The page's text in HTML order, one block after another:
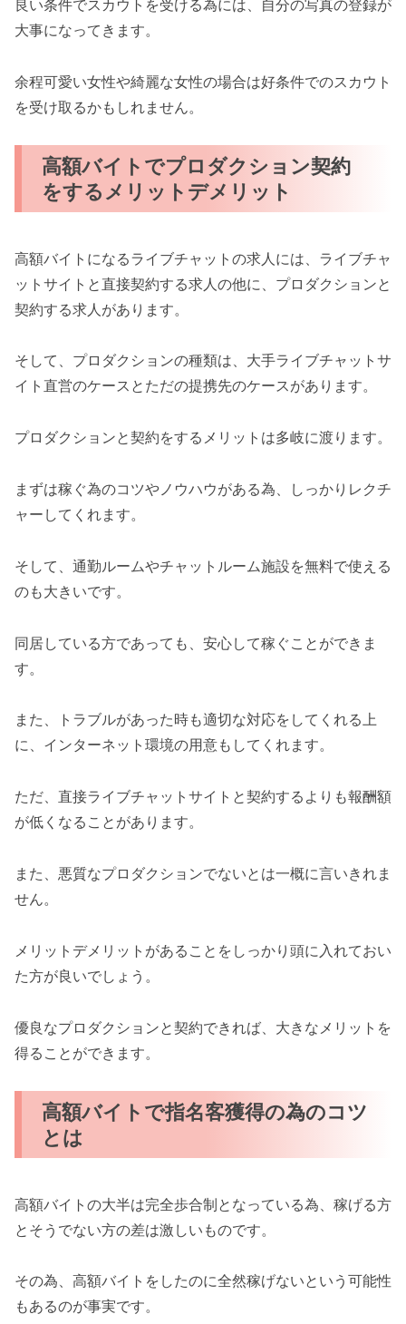
良い条件でスカウトを受ける為には、自分の写真の登録が
大事になってきます。
余程可愛い女性や綺麗な女性の場合は好条件でのスカウト
を受け取るかもしれません。
高額バイトでプロダクション契約
をするメリットデメリット
高額バイトになるライブチャットの求人には、ライブチャ
ットサイトと直接契約する求人の他に、プロダクションと
契約する求人があります。
そして、プロダクションの種類は、大手ライブチャットサ
イト直営のケースとただの提携先のケースがあります。
プロダクションと契約をするメリットは多岐に渡ります。
まずは稼ぐ為のコツやノウハウがある為、しっかりレクチ
ャーしてくれます。
そして、通勤ルームやチャットルーム施設を無料で使える
のも大きいです。
同居している方であっても、安心して稼ぐことができま
す。
また、トラブルがあった時も適切な対応をしてくれる上
に、インターネット環境の用意もしてくれます。
ただ、直接ライブチャットサイトと契約するよりも報酬額
が低くなることがあります。
また、悪質なプロダクションでないとは一概に言いきれま
せん。
メリットデメリットがあることをしっかり頭に入れておい
た方が良いでしょう。
優良なプロダクションと契約できれば、大きなメリットを
得ることができます。
高額バイトで指名客獲得の為のコツ
とは
高額バイトの大半は完全歩合制となっている為、稼げる方
とそうでない方の差は激しいものです。
その為、高額バイトをしたのに全然稼げないという可能性
もあるのが事実です。